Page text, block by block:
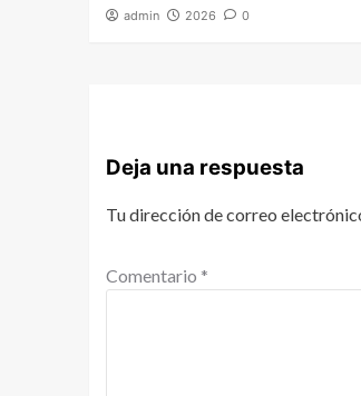
admin 2026 0
Deja una respuesta
Tu dirección de correo
Comentario *